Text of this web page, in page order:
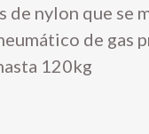
de nylon que se
de gas
120kg